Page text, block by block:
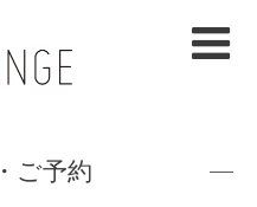
ご予約